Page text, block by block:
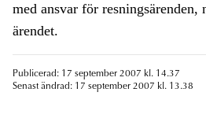
med ansvar för resningsärenden,
ärendet.
Publicerad: 17 september 2007 kl. 14.37
Senast ändrad: 17 september 2007 kl. 13.38